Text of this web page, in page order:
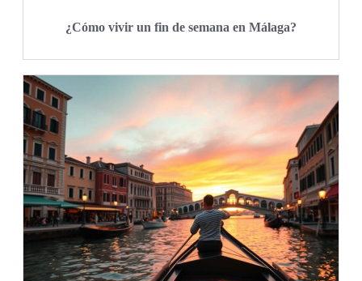
¿Cómo vivir un fin de semana en Málaga?